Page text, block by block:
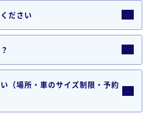
ださい
（場所・車のサイズ制限・予約